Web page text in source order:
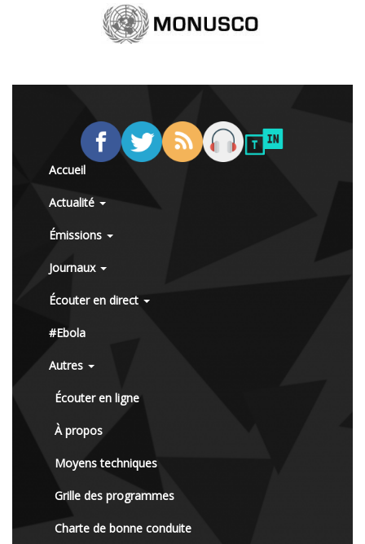
Accueil
Actualité
Émissions
Journaux
Écouter en direct
#Ebola
Autres
Écouter en ligne
À propos
Moyens techniques
Grille des programmes
Charte de bonne conduite